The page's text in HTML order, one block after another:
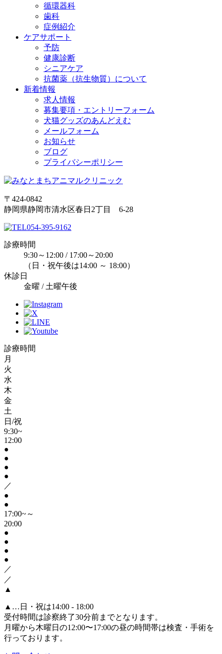
循環器科
歯科
症例紹介
ケアサポート
予防
健康診断
シニアケア
抗菌薬（抗生物質）について
新着情報
求人情報
募集要項・エントリーフォーム
犬猫グッズのあんどえむ
メールフォーム
お知らせ
ブログ
プライバシーポリシー
〒424-0842
静岡県静岡市清水区春日2丁目 6-28
054-395-9162
診療時間
9:30～12:00 / 17:00～20:00
（日・祝午後は14:00 ～ 18:00）
休診日
金曜 / 土曜午後
診療時間
月
火
水
木
金
土
日/祝
9:30~
12:00
●
●
●
●
／
●
●
17:00~～
20:00
●
●
●
●
／
／
▲
▲ …日・祝は14:00 - 18:00
受付時間は診察終了30分前までとなります。
月曜から木曜日の12:00〜17:00の昼の時間帯は検査・手術を
行っております。